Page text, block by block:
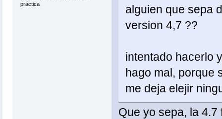
práctica
alguien que sepa
version 4,7 ??
intentado hacerlo
hago mal, porque
me deja elejir
Que yo sepa, la